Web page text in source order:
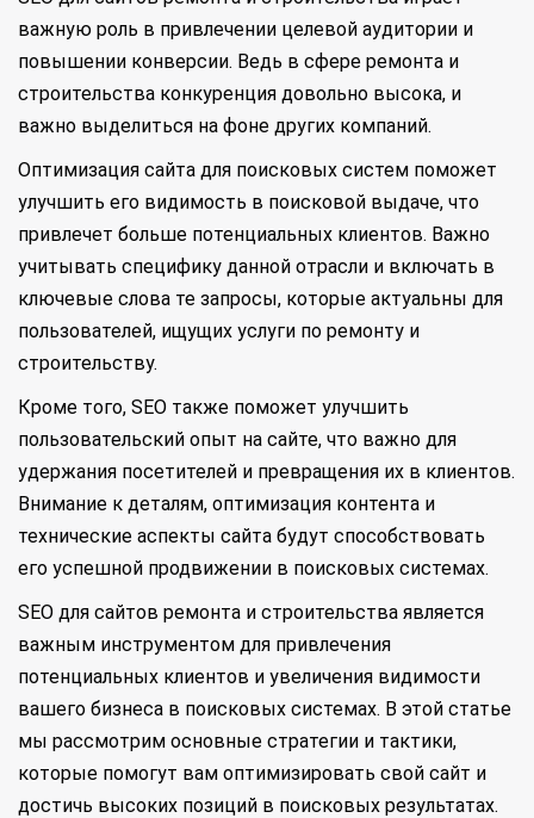
важную роль в привлечении целевой аудитории и
повышении конверсии. Ведь в сфере ремонта и
строительства конкуренция довольно высока, и
важно выделиться на фоне других компаний.
Оптимизация сайта для поисковых систем поможет
улучшить его видимость в поисковой выдаче, что
привлечет больше потенциальных клиентов. Важно
учитывать специфику данной отрасли и включать в
ключевые слова те запросы, которые актуальны для
пользователей, ищущих услуги по ремонту и
строительству.
Кроме того, SEO также поможет улучшить
пользовательский опыт на сайте, что важно для
удержания посетителей и превращения их в клиентов.
Внимание к деталям, оптимизация контента и
технические аспекты сайта будут способствовать
его успешной продвижении в поисковых системах.
SEO для сайтов ремонта и строительства является
важным инструментом для привлечения
потенциальных клиентов и увеличения видимости
вашего бизнеса в поисковых системах. В этой статье
мы рассмотрим основные стратегии и тактики,
которые помогут вам оптимизировать свой сайт и
достичь высоких позиций в поисковых результатах.